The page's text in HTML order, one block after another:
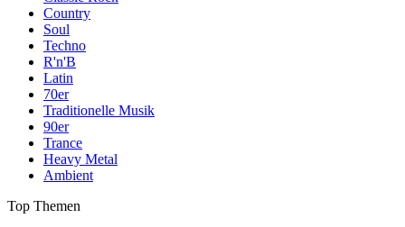
Country
Soul
Techno
R'n'B
Latin
70er
Traditionelle Musik
90er
Trance
Heavy Metal
Ambient
Top Themen